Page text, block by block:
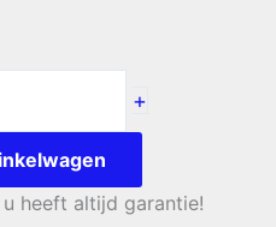
+
heeft altijd garantie!